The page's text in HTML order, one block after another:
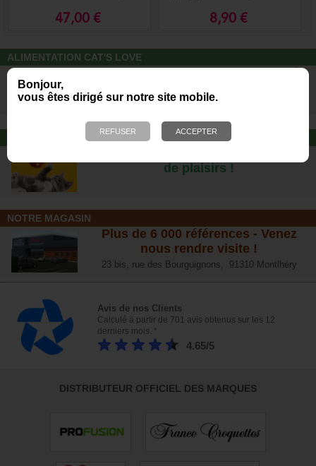
Bonjour,
vous êtes dirigé sur notre site mobile.
chien et chat
47,00 € 8,90 €
ALIMENTATION CAT'S LOVE
JOUET POUR CHAT
de plaisirs !
NOTRE MAGASIN
Plus de 6 000 références - Venez
nous rendre visite !
23 bis, rue des Bourguignons, 91310 Montlhéry
Avis de nos Clients
Calculé à partir de 701 avis obtenus sur les 12
derniers mois. *
4.65/5
DISTRIBUTEUR OFFICIEL DES MARQUES